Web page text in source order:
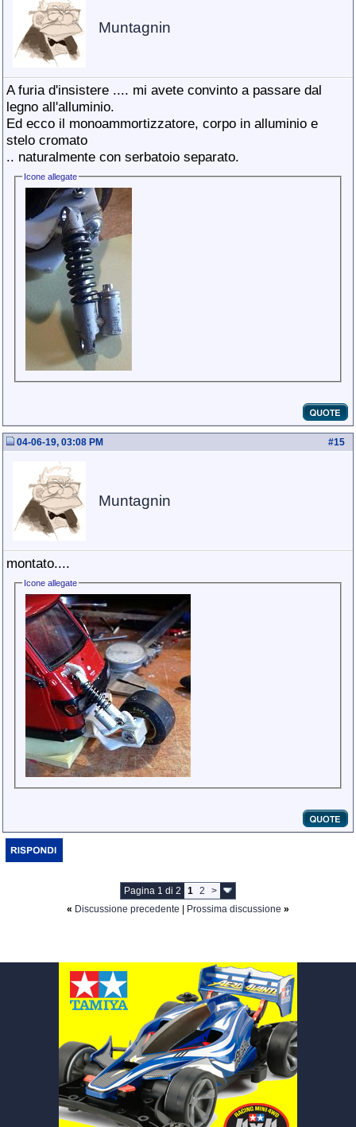
Muntagnin
A furia d'insistere .... mi avete convinto a passare dal
legno all'alluminio.
Ed ecco il monoammortizzatore, corpo in alluminio e
stelo cromato
.. naturalmente con serbatoio separato.
Icone allegate
#15
04-06-19, 03:08 PM
Muntagnin
montato....
Icone allegate
Pagina 1 di 2 1 2
>
« Discussione precedente Prossima discussione »